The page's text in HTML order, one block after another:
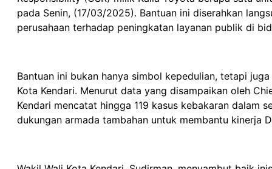
pada Senin, (17/03/2025). Bantuan ini diserahkan
perusahaan terhadap peningkatan layanan publik di
Bantuan ini bukan hanya simbol kepedulian, tetapi
Kota Kendari. Menurut data yang disampaikan oleh
Kendari mencatat hingga 119 kasus kebakaran dalam
dukungan armada tambahan untuk membantu kinerja